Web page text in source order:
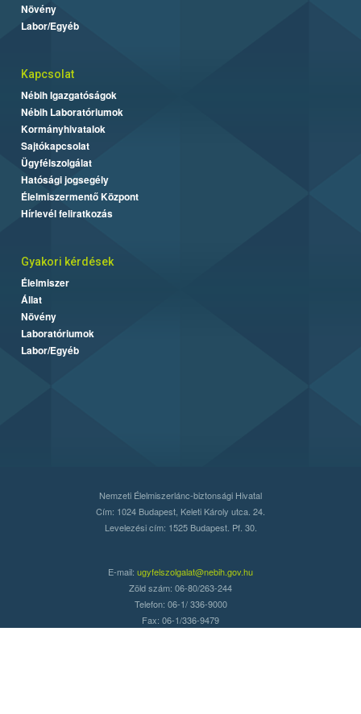
Növény
Labor/Egyéb
Kapcsolat
Nébih Igazgatóságok
Nébih Laboratóriumok
Kormányhivatalok
Sajtókapcsolat
Ügyfélszolgálat
Hatósági jogsegély
Élelmiszermentő Központ
Hírlevél feliratkozás
Gyakori kérdések
Élelmiszer
Állat
Növény
Laboratóriumok
Labor/Egyéb
Nemzeti Élelmiszerlánc-biztonsági Hivatal
Cím: 1024 Budapest, Keleti Károly utca. 24.
Levelezési cím: 1525 Budapest. Pf. 30.
E-mail: ugyfelszolgalat@nebih.gov.hu
Zöld szám: 06-80/263-244
Telefon: 06-1/ 336-9000
Fax: 06-1/336-9479